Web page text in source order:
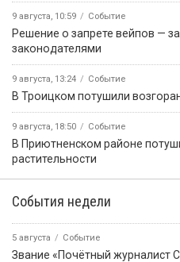
9 августа, 10:59 Событие
Решение о запрете вейпов —
законодателями
9 августа, 13:24 Событие
В Троицком потушили
9 августа, 18:50 Событие
В Приютненском районе
растительности
События недели
5 августа Событие
Звание «Почётный журналист